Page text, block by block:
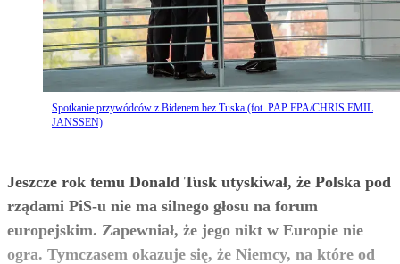
Spotkanie przywódców z Bidenem bez Tuska (fot. PAP EPA/CHRIS EMIL
JANSSEN)
Jeszcze rok temu Donald Tusk utyskiwał, że Polska pod
rządami PiS-u nie ma silnego głosu na forum
europejskim. Zapewniał, że jego nikt w Europie nie
ogra. Tymczasem okazuje się, że Niemcy, na które od